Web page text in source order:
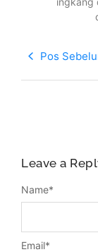
Pos
Leave a
Name*
Email*